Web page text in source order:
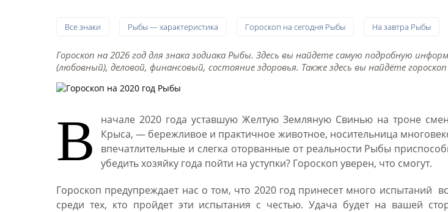
Все знаки Рыбы — характеристика Гороскоп на сегодня Рыбы На завтра Рыбы
Гороскоп на 2026 год для знака зодиака Рыбы. Здесь вы найдете самую подробную
(любовный), деловой, финансовый, состояние здоровья. Также здесь вы найдёте
В
начале 2020 года уставшую Желтую Земляную Свинью на троне
Крыса, — бережливое и практичное животное, носительница
впечатлительные и слегка оторванные от реальности Рыбы
убедить хозяйку года пойти на уступки? Гороскоп уверен, что смогут.
Гороскоп предупреждает нас о том, что 2020 год принесет много испытаний
среди тех, кто пройдет эти испытания с честью. Удача будет на вашей